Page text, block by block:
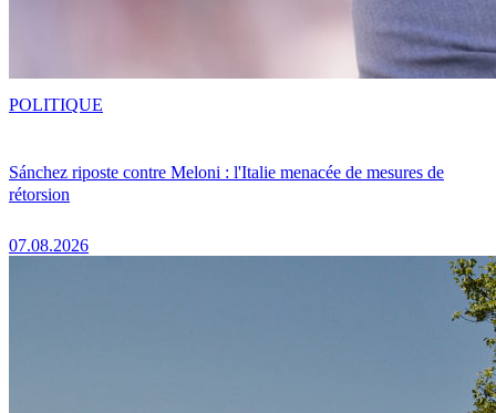
Sánchez riposte contre Meloni : l'Italie menacée de mesures de
rétorsion
07.08.2026
POLITIQUE